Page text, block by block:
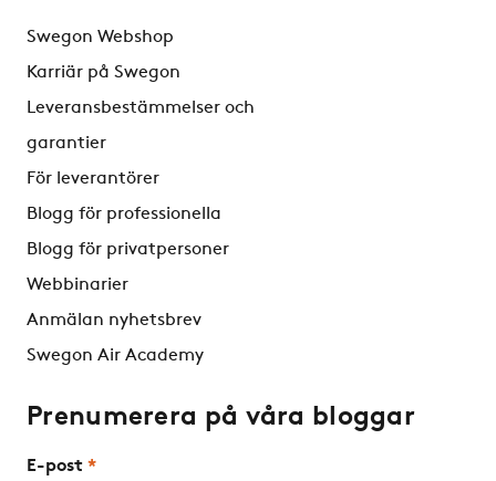
Swegon Webshop
Karriär på Swegon
Leveransbestämmelser och
garantier
För leverantörer
Blogg för professionella
Blogg för privatpersoner
Webbinarier
Anmälan nyhetsbrev
Swegon Air Academy
Prenumerera på våra bloggar
E-post *